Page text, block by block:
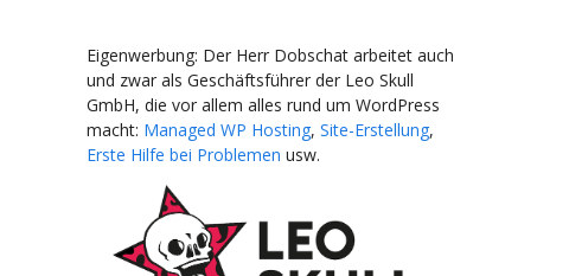
Eigenwerbung: Der Herr Dobschat arbeitet auch
und zwar als Geschäftsführer der Leo Skull
GmbH, die vor allem alles rund um WordPress
macht: Managed WP Hosting, Site-Erstellung,
Erste Hilfe bei Problemen usw.